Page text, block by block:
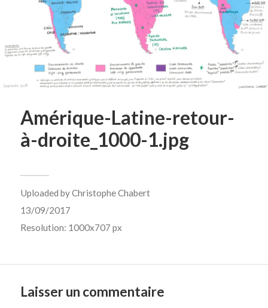
Amérique-Latine-retour-
à-droite_1000-1.jpg
Uploaded byChristophe Chabert
13/09/2017
Resolution: 1000x707 px
Laisser un commentaire